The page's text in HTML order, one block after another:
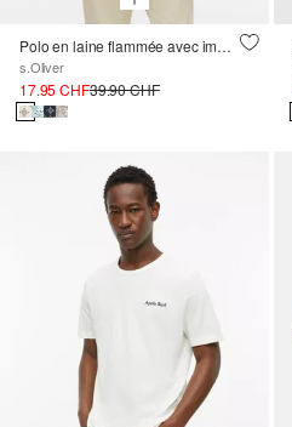
Polo en laine flammée avec imprimé all-over
s.Oliver
17.95 CHF39.90 CHF